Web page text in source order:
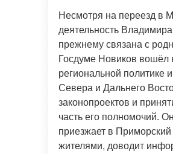
Несмотря на переезд в
деятельность
прежнему связана с
Госдуме Новиков вошёл
региональной политике
Севера и Дальнего
законопроектов и
часть его полномочий.
приезжает в
жителями, доводит